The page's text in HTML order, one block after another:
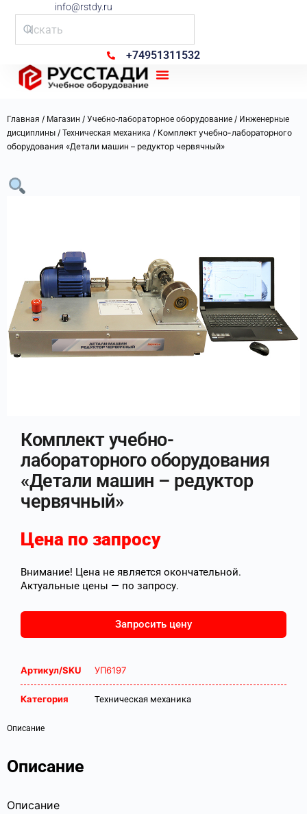
info@rstdy.ru
+74951311532
Главная / Магазин / Учебно-лабораторное оборудование / Инженерные
дисциплины / Техническая механика / Комплект учебно-лабораторного
оборудования «Детали машин – редуктор червячный»
Комплект учебно-
лабораторного оборудования
«Детали машин – редуктор
червячный»
Цена по запросу
Внимание! Цена не является окончательной.
Актуальные цены — по запросу.
Запросить цену
Артикул/SKU УП6197
Категория Техническая механика
Описание
Описание
Описание